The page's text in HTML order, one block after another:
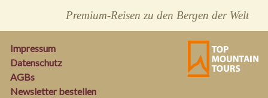
Premium-Reisen zu den Bergen der Welt
Impressum
Datenschutz
AGBs
Newsletter bestellen